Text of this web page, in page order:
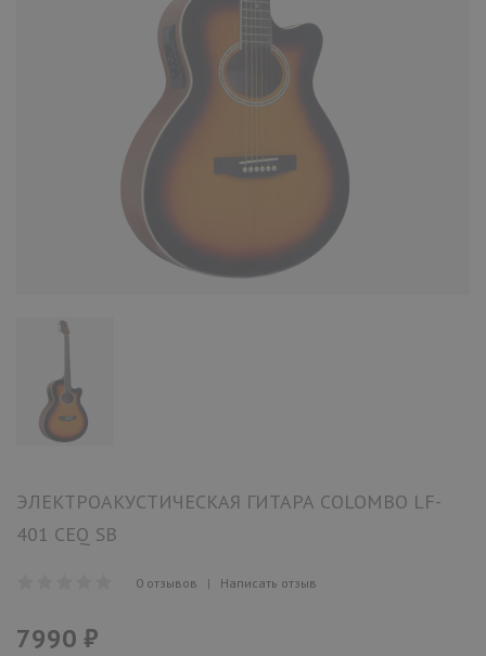
ЭЛЕКТРОАКУСТИЧЕСКАЯ ГИТАРА COLOMBO LF-
401 CEQ SB
0 отзывов | Написать отзыв
7990 ₽